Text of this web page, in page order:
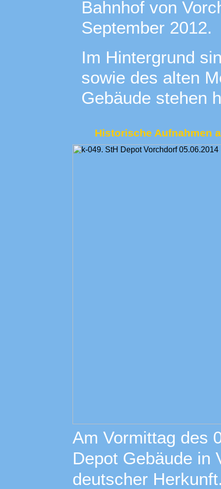
Bahnhof von
September 2012.
Im Hintergrund
sowie des alten
Gebäude stehen
Historische Aufnahmen
Am Vormittag des
Depot Gebäude in
deutscher